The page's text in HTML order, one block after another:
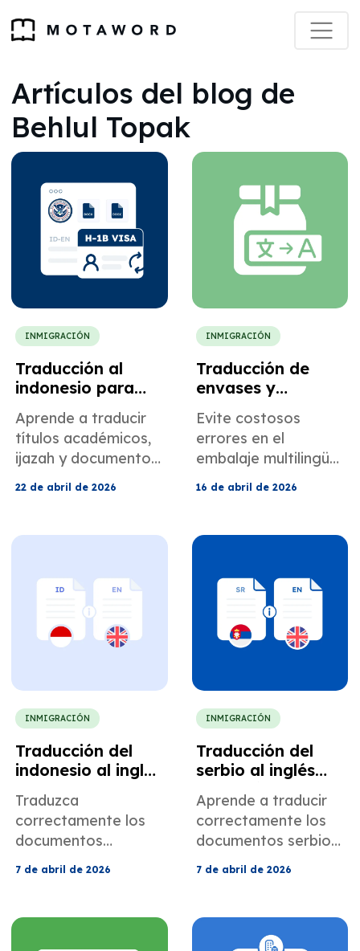
Artículos del blog de
Behlul Topak
INMIGRACIÓN
Traducción al
indonesio para
peticiones H-1B y
empleo en EE. UU.
Aprende a traducir
títulos académicos,
ijazah y documentos
solicitudes de
adicional (RFE) del
USCIS con
traducciones
certificadas y
22 de abril de 2026
INMIGRACIÓN
Traducción de
envases y
etiquetas para el
cumplimiento
internacional
Evite costosos
errores en el
embalaje multilingüe.
traducción de
cumplimiento
normativo global
para una entrada
más rápida en el
16 de abril de 2026
INMIGRACIÓN
Traducción del
indonesio al inglés
para solicitudes
de USCIS
Traduzca
correctamente los
documentos
indonesios para el
solicitudes de
7 de abril de 2026
INMIGRACIÓN
Traducción del
serbio al inglés
para trámites de
inmigración y del
USCIS
Aprende a traducir
correctamente los
documentos serbios
para el USCIS. Evite
adicional (RFE) con
traducciones
7 de abril de 2026